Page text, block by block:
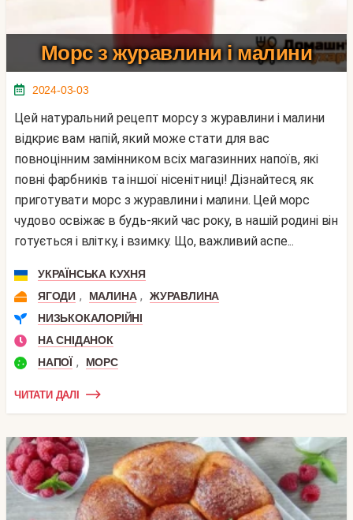
Морс з журавлини і малини
2024-03-03
Цей натуральний рецепт морсу з журавлини і малини
відкриє вам напій, який може стати для вас
повноцінним замінником всіх магазинних напоїв, які
повні фарбників та іншої нісенітниці! Дізнайтеся, як
приготувати морс з журавлини і малини. Цей морс
чудово освіжає в будь-який час року, в нашій родині він
готується і влітку, і взимку. Що, важливий аспе...
УКРАЇНСЬКА КУХНЯ
ЯГОДИ , МАЛИНА ,
ЖУРАВЛИНА
НИЗЬКОКАЛОРІЙНІ
НА СНІДАНОК
НАПОЇ , МОРС
ЧИТАТИ ДАЛІ